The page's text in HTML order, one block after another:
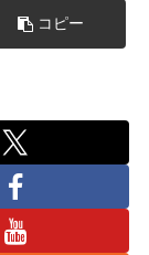
コピー